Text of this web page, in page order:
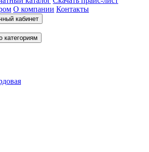
О компании Контакты
кабинет
категориям